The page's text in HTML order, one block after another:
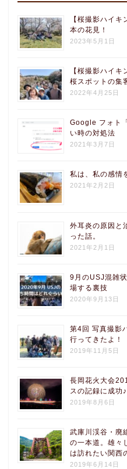
【桜撮影ハイ
本の花見！
2023年5月1日
【桜撮影ハイ
桜スポットの集
2022年4月25日
Google フォト
い時の対処法
2021年3月7日
私は、私の感情
2021年2月2日
外耳炎の原因と
った話。
2021年2月1日
9月のUSJ混雑
場する裏技
2020年9月13日
第4回 写真撮影
行ってきたよ！
2019年11月5日
長岡花火大会
スの記録に成功♪
2019年8月6日
武庫川渓谷・廃
の一本道。雄々
は訪れたい関西
2019年6月14日